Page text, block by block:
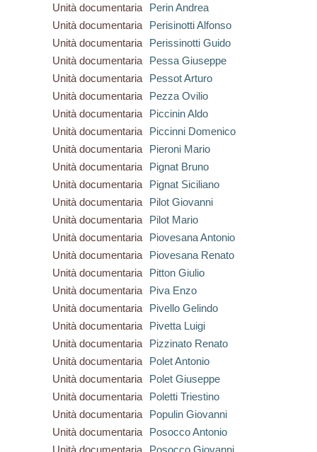
Unità documentaria
Perin Andrea
Unità documentaria
Perisinotti Alfonso
Unità documentaria
Perissinotti Guido
Unità documentaria
Pessa Giuseppe
Unità documentaria
Pessot Arturo
Unità documentaria
Pezza Ovilio
Unità documentaria
Piccinin Aldo
Unità documentaria
Piccinni Domenico
Unità documentaria
Pieroni Mario
Unità documentaria
Pignat Bruno
Unità documentaria
Pignat Siciliano
Unità documentaria
Pilot Giovanni
Unità documentaria
Pilot Mario
Unità documentaria
Piovesana Antonio
Unità documentaria
Piovesana Renato
Unità documentaria
Pitton Giulio
Unità documentaria
Piva Enzo
Unità documentaria
Pivello Gelindo
Unità documentaria
Pivetta Luigi
Unità documentaria
Pizzinato Renato
Unità documentaria
Polet Antonio
Unità documentaria
Polet Giuseppe
Unità documentaria
Poletti Triestino
Unità documentaria
Populin Giovanni
Unità documentaria
Posocco Antonio
Unità documentaria
Posocco Giovanni